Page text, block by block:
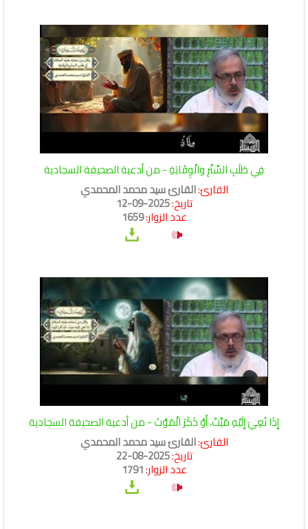
فِي طَلَبِ السِّتْرِ والْوِقَايَةِ - من أدعية الصحيفة السجادية
القارئ:القارئ سيد محمد المحمدي
تاريخ:2025-09-12
عدد الزوار:1659
إِذَا نُعِيَ إِلَيْهِ مَيِّتٌ، أَوْ ذَكَرَ الْمَوْتَ - من أدعية الصحيفة السجادية
القارئ:القارئ سيد محمد المحمدي
تاريخ:2025-08-22
عدد الزوار:1791